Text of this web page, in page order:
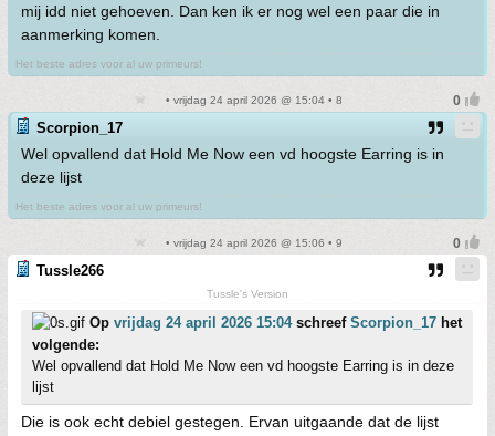
mij idd niet gehoeven. Dan ken ik er nog wel een paar die in
aanmerking komen.
Het beste adres voor al uw primeurs!
• vrijdag 24 april 2026 @ 15:04 • 8
Scorpion_17
Wel opvallend dat Hold Me Now een vd hoogste Earring is in
deze lijst
Het beste adres voor al uw primeurs!
• vrijdag 24 april 2026 @ 15:06 • 9
Tussle266
Tussle's Version
Op vrijdag 24 april 2026 15:04schreef Scorpion_17 het
volgende:
Wel opvallend dat Hold Me Now een vd hoogste Earring is in deze
lijst
Die is ook echt debiel gestegen. Ervan uitgaande dat de lijst